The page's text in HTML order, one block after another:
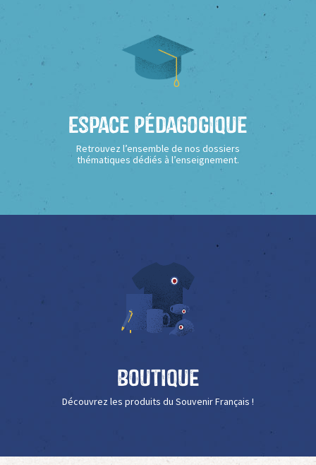
Espace Pédagogique
Retrouvez l’ensemble de nos dossiers
thématiques dédiés à l’enseignement.
Boutique
Découvrez les produits du Souvenir Français !